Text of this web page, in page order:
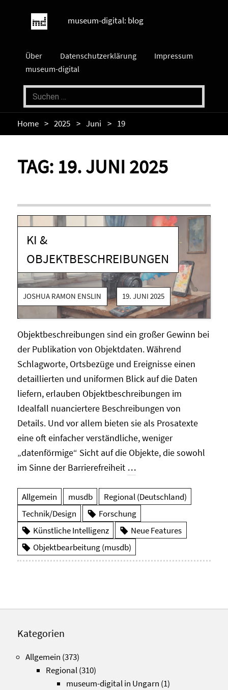
museum-digital: blog
Über Datenschutzerklärung
Impressum
museum-digital
Home 2025 Juni 19
TAG: 19. JUNI 2025
KI &
OBJEKTBESCHREIBUNGEN
JOSHUA RAMON ENSLIN 19. JUNI 2025
Objektbeschreibungen sind ein großer Gewinn bei
der Publikation von Objektdaten. Während
Schlagworte, Ortsbezüge und Ereignisse einen
detaillierten und uniformen Blick auf die Daten
liefern, erlauben Objektbeschreibungen im
Idealfall nuanciertere Beschreibungen von
Details. Und vor allem bieten sie als Prosatexte
eine oft einfacher verständliche, weniger
„datenförmige“ Sicht auf die Objekte, die sowohl
im Sinne der Barrierefreiheit …
Allgemein musdb
Regional (Deutschland)
Technik/Design
Forschung
Künstliche Intelligenz
Neue Features
Objektbearbeitung (musdb)
Kategorien
Allgemein (373)
Regional(310)
museum-digital in Ungarn (1)